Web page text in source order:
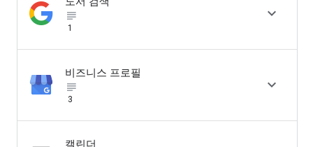
subject_black
1

비즈니스 프로필
subject_black
3

캘린더